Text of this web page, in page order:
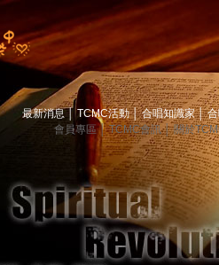
最新消息 TCMC活動│ 合唱知識家│
會員專區│ TCMC會訊│ 關於